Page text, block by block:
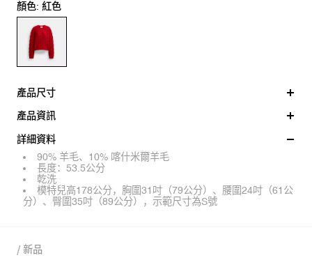
顏色: 紅色
產品尺寸
產品資訊
詳細資料
90% 羊毛、10% 喀什米爾羊毛
長度：53.5公分
乾洗
模特兒高178公分，胸圍31吋（79公分）、腰圍24吋（61公
分）、臀圍35吋（89公分），示範尺寸為S號
/ 新品